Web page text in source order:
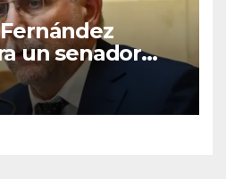
un senador
en forma